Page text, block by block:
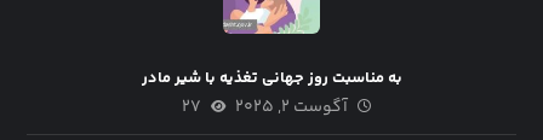
به مناسبت روز جهانی تغذیه با شیر مادر
آگوست ۲, ۲۰۲۵ ۲۷